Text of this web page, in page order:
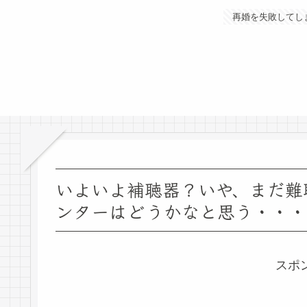
再婚を失敗してし
いよいよ補聴器？いや、まだ
ンターはどうかなと思う・・
スポ